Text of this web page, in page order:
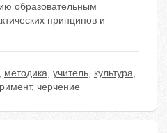
образовательным
принципов и
, методика, учитель, культура,
, черчение